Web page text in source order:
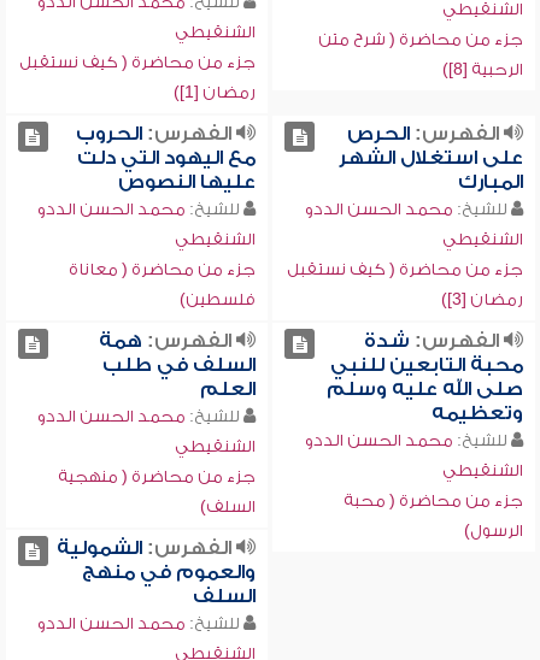
الشنقيطي
جزء من محاضرة ( شرح متن
الرحبية [8])
الشنقيطي
جزء من محاضرة ( كيف نستقبل
رمضان [1])
الفهرس:الحرص
على استغلال الشهر
المبارك
للشيخ: محمد الحسن الددو
الشنقيطي
جزء من محاضرة ( كيف نستقبل
رمضان [3])
الفهرس:الحروب
مع اليهود التي دلت
عليها النصوص
للشيخ: محمد الحسن الددو
الشنقيطي
جزء من محاضرة ( معاناة
فلسطين)
الفهرس: شدة
محبة التابعين للنبي
صلى الله عليه وسلم
وتعظيمه
للشيخ: محمد الحسن الددو
الشنقيطي
جزء من محاضرة ( محبة
الرسول)
الفهرس: همة
السلف في طلب
العلم
للشيخ: محمد الحسن الددو
الشنقيطي
جزء من محاضرة ( منهجية
السلف)
الفهرس:الشمولية
والعموم في منهج
السلف
للشيخ: محمد الحسن الددو
الشنقيطي